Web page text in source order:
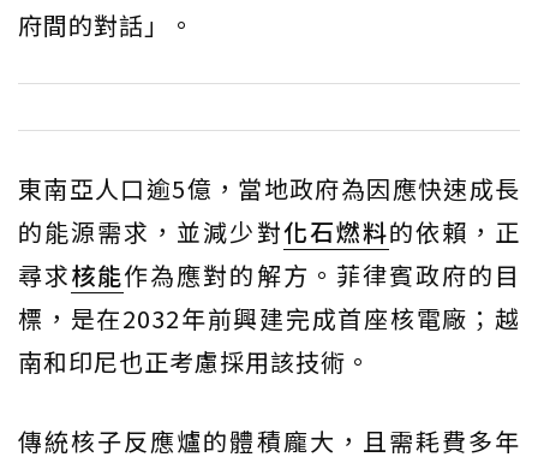
府間的對話」。
東南亞人口逾5億，當地政府為因應快速成長
的能源需求，並減少對化石燃料的依賴，正
尋求核能作為應對的解方。菲律賓政府的目
標，是在2032年前興建完成首座核電廠；越
南和印尼也正考慮採用該技術。
傳統核子反應爐的體積龐大，且需耗費多年